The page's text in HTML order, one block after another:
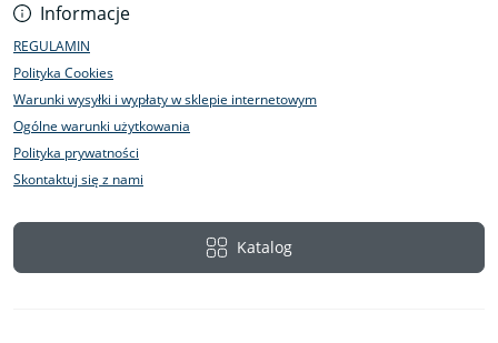
Informacje
REGULAMIN
Polityka Cookies
Warunki wysyłki i wypłaty w sklepie internetowym
Ogólne warunki użytkowania
Polityka prywatności
Skontaktuj się z nami
Katalog